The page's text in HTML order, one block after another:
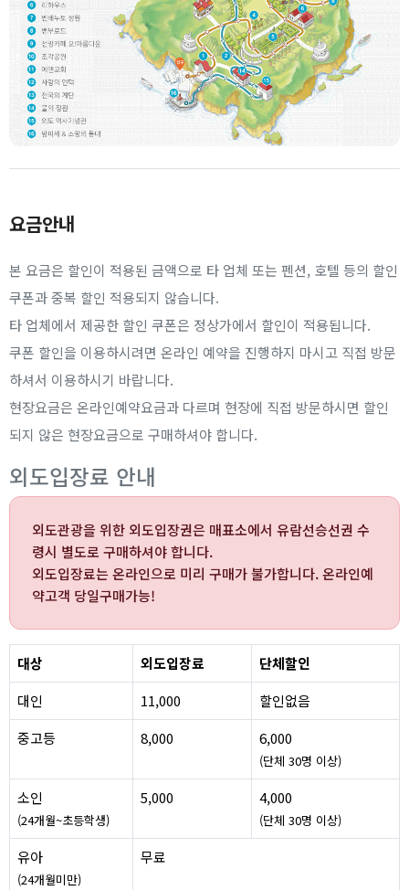
요금안내
본 요금은 할인이 적용된 금액으로 타 업체 또는 펜션, 호텔 등의 할인
쿠폰과 중복 할인 적용되지 않습니다.
타 업체에서 제공한 할인 쿠폰은 정상가에서 할인이 적용됩니다.
쿠폰 할인을 이용하시려면 온라인 예약을 진행하지 마시고 직접 방문
하셔서 이용하시기 바랍니다.
현장요금은 온라인예약요금과 다르며 현장에 직접 방문하시면 할인
되지 않은 현장요금으로 구매하셔야 합니다.
외도입장료 안내
외도관광을 위한 외도입장권은 매표소에서 유람선승선권 수
령시 별도로 구매하셔야 합니다.
외도입장료는 온라인으로 미리 구매가 불가합니다. 온라인예
약고객 당일구매가능!
대상 외도입장료
단체할인
대인
11,000
할인없음
중고등
8,000 6,000
(단체 30명 이상)
소인
(24개월~초등학생)
5,000 4,000
(단체 30명 이상)
유아
(24개월미만)
무료